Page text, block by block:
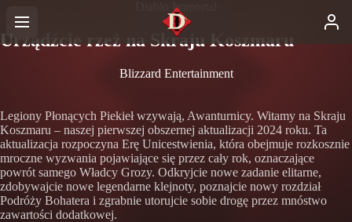
Diablo Immortal
Urządźcie rzeź na Skraju Koszmaru
Blizzard Entertainment
Legiony Płonących Piekieł wzywają, Awanturnicy. Witamy na Skraju
Koszmaru – naszej pierwszej obszernej aktualizacji 2024 roku. Ta
aktualizacja rozpoczyna Erę Unicestwienia, która obejmuje rozkosznie
mroczne wyzwania pojawiające się przez cały rok, oznaczające
powrót samego Władcy Grozy. Odkryjcie nowe zadanie elitarne,
zdobywajcie nowe legendarne klejnoty, poznajcie nowy rozdział
Podróży Bohatera i zgrabnie utorujcie sobie drogę przez mnóstwo
zawartości dodatkowej.